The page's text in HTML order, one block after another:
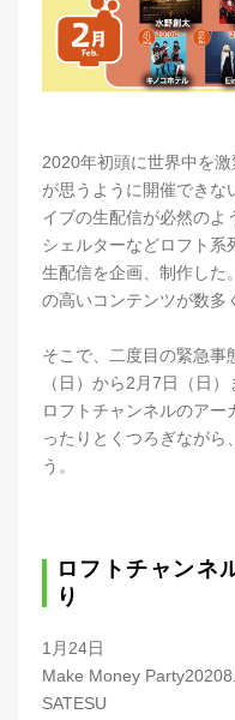
2020年初頭に世界中を
が思うように開催できな
イブの生配信が必然のよ
シェルターなどロフト
生配信を企画、制作した
の高いコンテンツが数多
そこで、二度目の緊急事
（日）から2月7日（日
ロフトチャンネルのアー
ったりとくつろぎながら
う。
ロフトチャンネ
り
1月24日
Make Money
SATESU